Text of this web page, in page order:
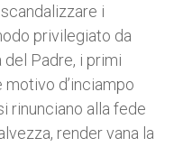
i
privilegiato da
del Padre, i primi
d’inciampo
rinunciano alla fede
render vana la